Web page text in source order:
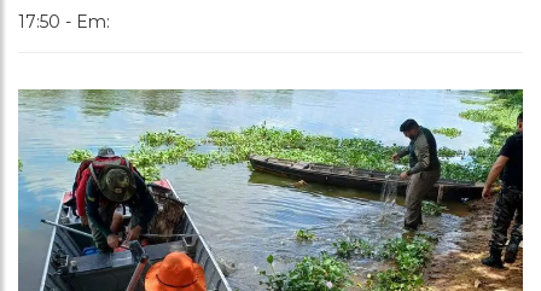
17:50 - Em: